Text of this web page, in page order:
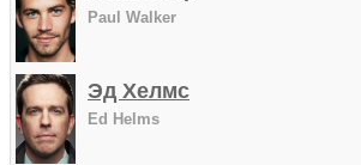
Paul Walker
Эд Хелмс
Ed Helms